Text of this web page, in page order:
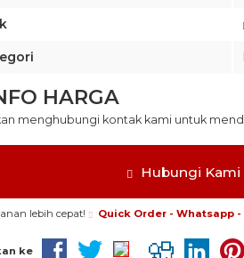
HARGA
menghubungi kontak kami untuk
Hubungi Kami
lebih cepat! Quick Order - Whatsapp -
ke